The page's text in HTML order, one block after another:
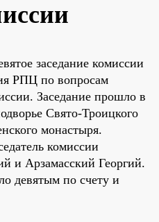
заседание комиссии
РПЦ по вопросам
Заседание прошло в
Свято-Троицкого
монастыря.
комиссии
и Арзамасский Георгий.
девятым по счету и